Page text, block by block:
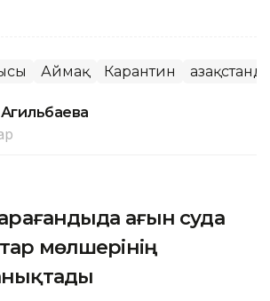
Аймақ Карантин
ағын суда
мөлшерінің